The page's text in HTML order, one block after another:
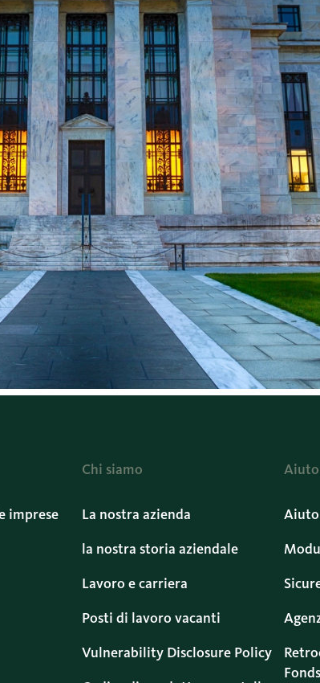
imprese
Chi siamo
La nostra azienda
la nostra storia aziendale
Lavoro e carriera
Posti di lavoro vacanti
Vulnerability Disclosure Policy
Fonds